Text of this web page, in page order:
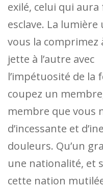
exilé, celui qui aura
esclave. La
vous la comprimez
jette à l’autre avec
l’impétuosité de la
coupez un
membre que vous
d’incessante et
douleurs. Qu’un
une nationalité, et
cette nation